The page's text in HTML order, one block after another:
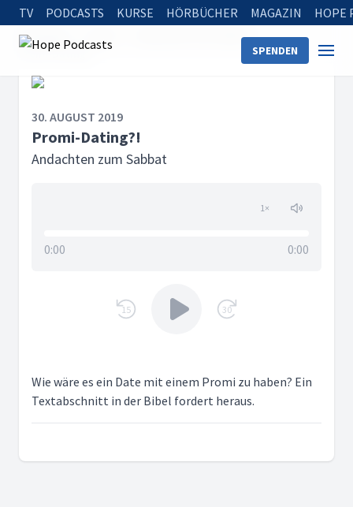
TV PODCASTS KURSE HÖRBÜCHER MAGAZIN HOPE
SPENDEN
Startseite
Andachten zum Sabbat
Promi-Dating?!
30. AUGUST 2019
Promi-Dating?!
Andachten zum Sabbat
1×
0:00 0:00
15 30
Wie wäre es ein Date mit einem Promi zu haben? Ein
Textabschnitt in der Bibel fordert heraus.